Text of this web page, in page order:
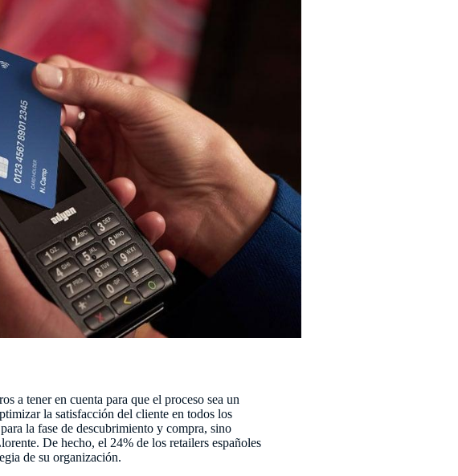
a tener en cuenta para que el proceso sea un
la satisfacción del cliente en todos los
la fase de descubrimiento y compra, sino
De hecho, el 24% de los retailers españoles
de su organización.